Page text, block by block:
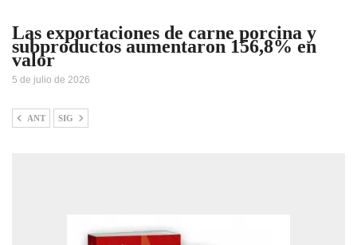
Las exportaciones de carne porcina y
subproductos aumentaron 156,8% en
valor
5 de julio de 2026
ANT SIG